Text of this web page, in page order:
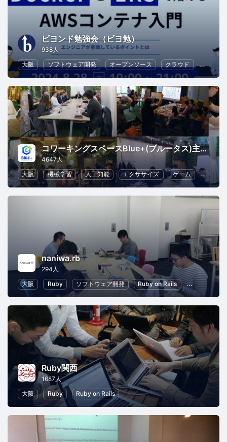
ビヨンド勉強会（ビヨ勉）
938人
大阪
ソフトウェア開発 オープンソース クラウド Web
コワーキングスペースBlue+(ブルータス)主催イベント
4647人
大阪
機械学習 人工知能 エクササイズ ゲーム 異業種
naniwa.rb
294人
大阪
Ruby ソフトウェア開発 Ruby on Rails IoT 初心
Ruby関西
1687人
大阪
Ruby Ruby on Rails